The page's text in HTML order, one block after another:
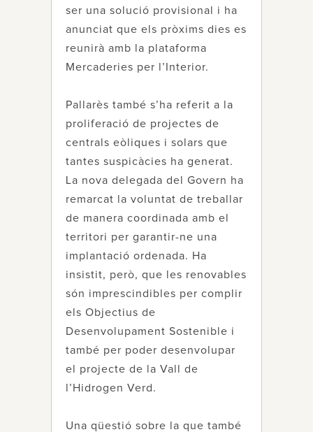
ser una solució provisional i ha
anunciat que els pròxims dies es
reunirà amb la plataforma
Mercaderies per l’Interior.
Pallarès també s’ha referit a la
proliferació de projectes de
centrals eòliques i solars que
tantes suspicàcies ha generat.
La nova delegada del Govern ha
remarcat la voluntat de treballar
de manera coordinada amb el
territori per garantir-ne una
implantació ordenada. Ha
insistit, però, que les renovables
són imprescindibles per complir
els Objectius de
Desenvolupament Sostenible i
també per poder desenvolupar
el projecte de la Vall de
l’Hidrogen Verd.
Una qüestió sobre la que també